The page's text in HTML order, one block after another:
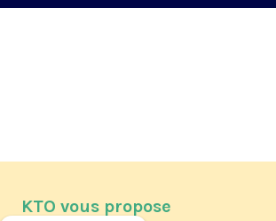
KTO vous propose